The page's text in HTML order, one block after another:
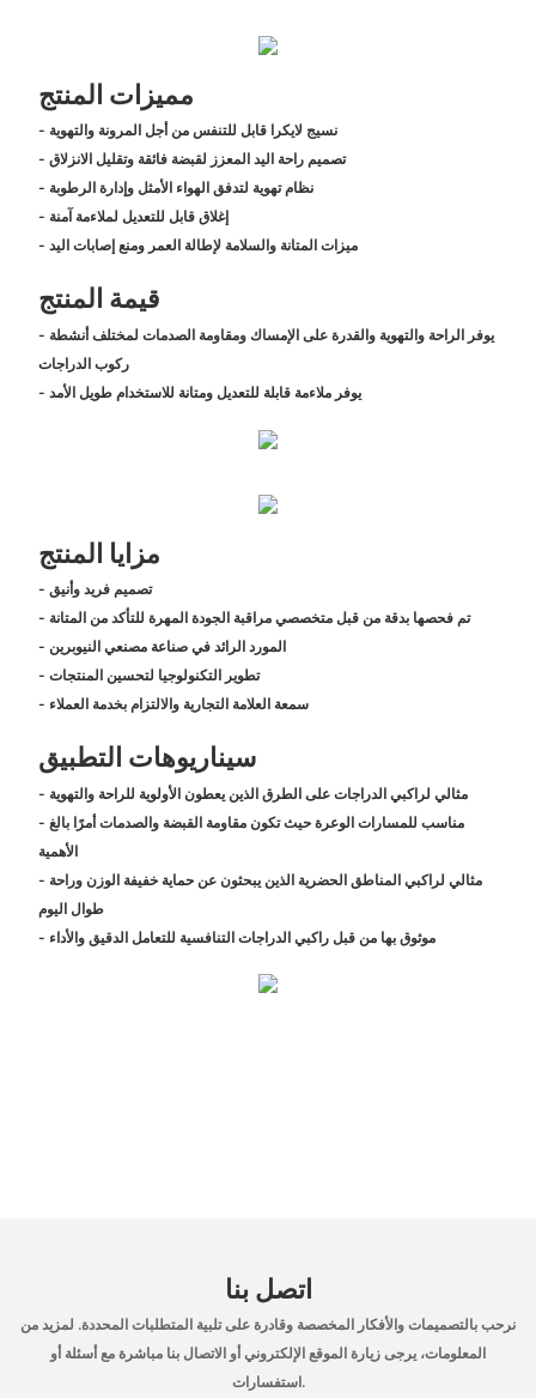
مميزات المنتج
- نسيج لايكرا قابل للتنفس من أجل المرونة والتهوية
- تصميم راحة اليد المعزز لقبضة فائقة وتقليل الانزلاق
- نظام تهوية لتدفق الهواء الأمثل وإدارة الرطوبة
- إغلاق قابل للتعديل لملاءمة آمنة
- ميزات المتانة والسلامة لإطالة العمر ومنع إصابات اليد
قيمة المنتج
- يوفر الراحة والتهوية والقدرة على الإمساك ومقاومة الصدمات لمختلف أنشطة
ركوب الدراجات
- يوفر ملاءمة قابلة للتعديل ومتانة للاستخدام طويل الأمد
مزايا المنتج
- تصميم فريد وأنيق
- تم فحصها بدقة من قبل متخصصي مراقبة الجودة المهرة للتأكد من المتانة
- المورد الرائد في صناعة مصنعي النيوبرين
- تطوير التكنولوجيا لتحسين المنتجات
- سمعة العلامة التجارية والالتزام بخدمة العملاء
سيناريوهات التطبيق
- مثالي لراكبي الدراجات على الطرق الذين يعطون الأولوية للراحة والتهوية
- مناسب للمسارات الوعرة حيث تكون مقاومة القبضة والصدمات أمرًا بالغ
الأهمية
- مثالي لراكبي المناطق الحضرية الذين يبحثون عن حماية خفيفة الوزن وراحة
طوال اليوم
- موثوق بها من قبل راكبي الدراجات التنافسية للتعامل الدقيق والأداء
اتصل بنا
نرحب بالتصميمات والأفكار المخصصة وقادرة على تلبية المتطلبات المحددة. لمزيد من
المعلومات، يرجى زيارة الموقع الإلكتروني أو الاتصال بنا مباشرة مع أسئلة أو
استفسارات.